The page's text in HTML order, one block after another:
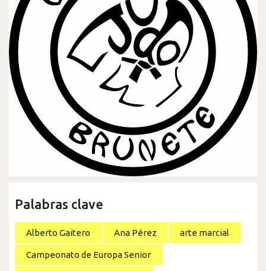
Palabras clave
Alberto Gaitero Ana Pérez arte marcial
Campeonato de Europa Senior